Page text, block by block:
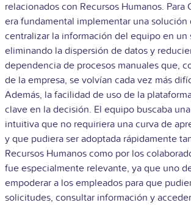
relacionados con Recursos Humanos. Para
era fundamental implementar una solución
centralizar la información del equipo en un
eliminando la dispersión de datos y
dependencia de procesos manuales que,
de la empresa, se volvían cada vez más
Además, la facilidad de uso de la
clave en la decisión. El equipo buscaba
intuitiva que no requiriera una curva de
y que pudiera ser adoptada rápidamente
Recursos Humanos como por los
fue especialmente relevante, ya que uno
empoderar a los empleados para que
solicitudes, consultar información y